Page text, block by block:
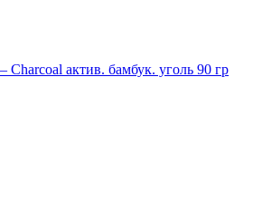
Charcoal актив. бамбук. уголь 90 гр